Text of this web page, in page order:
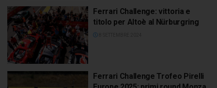
Ferrari Challenge: vittoria e
titolo per Altoè al Nürburgring
Ferrari Challenge Trofeo Pirelli